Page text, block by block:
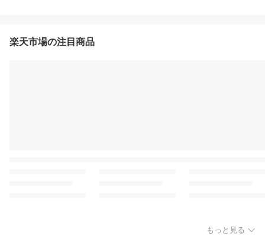
楽天市場の注目商品
もっと見る